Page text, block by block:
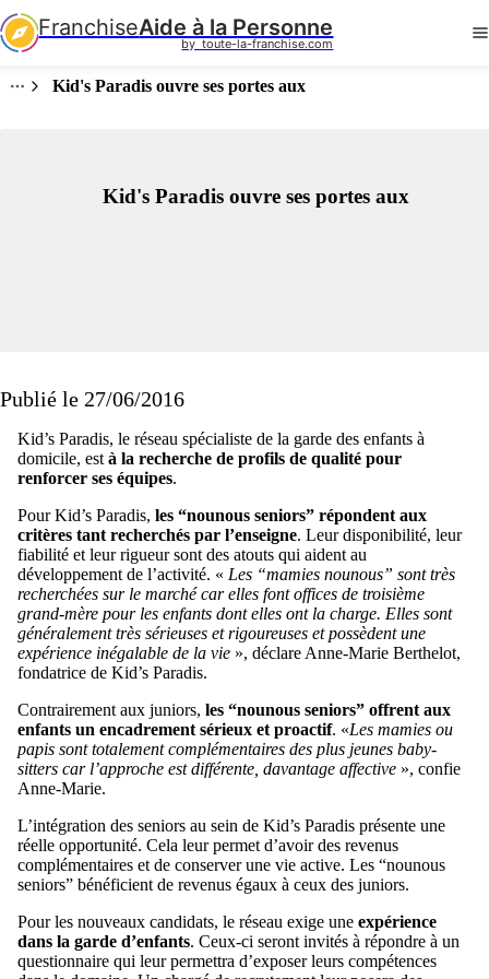
FranchiseAide à la Personne
by  toute-la-franchise.com
Kid's Paradis ouvre ses portes aux
Kid's Paradis ouvre ses portes aux
Publié le 27/06/2016
Kid’s Paradis, le réseau spécialiste de la garde des enfants à
domicile, est à la recherche de profils de qualité pour
renforcer ses équipes.
Pour Kid’s Paradis, les “nounous seniors” répondent aux
critères tant recherchés par l’enseigne. Leur disponibilité, leur
fiabilité et leur rigueur sont des atouts qui aident au
développement de l’activité. « Les “mamies nounous” sont très
recherchées sur le marché car elles font offices de troisième
grand-mère pour les enfants dont elles ont la charge. Elles sont
généralement très sérieuses et rigoureuses et possèdent une
expérience inégalable de la vie », déclare Anne-Marie Berthelot,
fondatrice de Kid’s Paradis.
Contrairement aux juniors, les “nounous seniors” offrent aux
enfants un encadrement sérieux et proactif. «Les mamies ou
papis sont totalement complémentaires des plus jeunes baby-
sitters car l’approche est différente, davantage affective », confie
Anne-Marie.
L’intégration des seniors au sein de Kid’s Paradis présente une
réelle opportunité. Cela leur permet d’avoir des revenus
complémentaires et de conserver une vie active. Les “nounous
seniors” bénéficient de revenus égaux à ceux des juniors.
Pour les nouveaux candidats, le réseau exige une expérience
dans la garde d’enfants. Ceux-ci seront invités à répondre à un
questionnaire qui leur permettra d’exposer leurs compétences